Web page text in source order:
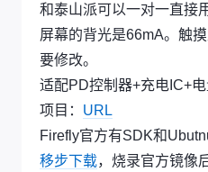
和泰山派可以一对一直接
屏幕的背光是66mA。触
要修改。
适配PD控制器+充电IC+
项目： URL
Firefly官方有SDK和
移步下载，烧录官方镜像